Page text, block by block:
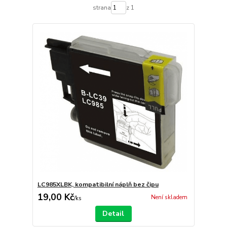
strana z 1
LC985XLBK, kompatibilní náplň bez čipu
19,00 Kč/ks Není skladem
Detail